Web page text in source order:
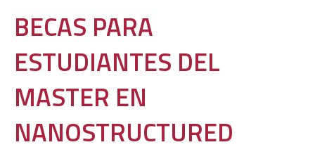
BECAS PARA
ESTUDIANTES DEL
MASTER EN
NANOSTRUCTURED